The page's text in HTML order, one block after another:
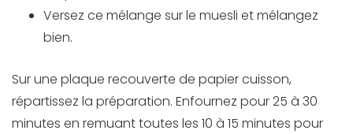
Versez ce mélange sur le muesli et mélangez
bien.
Sur une plaque recouverte de papier cuisson,
répartissez la préparation. Enfournez pour 25 à 30
minutes en remuant toutes les 10 à 15 minutes pour